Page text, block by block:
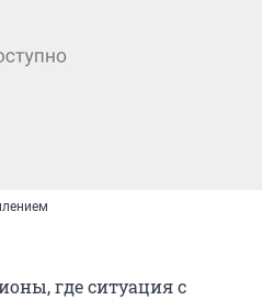
где ситуация с